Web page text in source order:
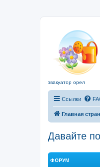
эвакуатор орел
Ссылки
Главная
Давайте
ФОРУМ